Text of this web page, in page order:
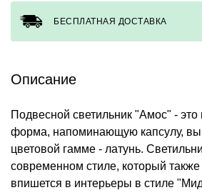
БЕСПЛАТНАЯ ДОСТАВКА
Описание
Подвесной светильник "Амос" - это
форма, напоминающую капсулу,
цветовой гамме - латунь.
современном стиле, который
впишется в интерьеры в стиле